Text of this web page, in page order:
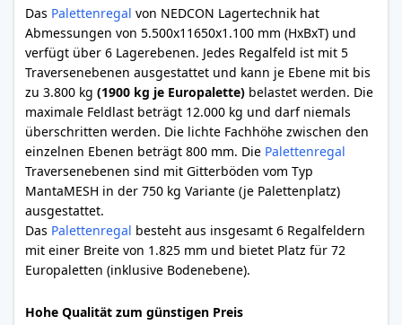
Das Palettenregal von NEDCON Lagertechnik hat
Abmessungen von 5.500x11650x1.100 mm (HxBxT) und
verfügt über 6 Lagerebenen. Jedes Regalfeld ist mit 5
Traversenebenen ausgestattet und kann je Ebene mit bis
zu 3.800 kg (1900 kg je Europalette) belastet werden. Die
maximale Feldlast beträgt 12.000 kg und darf niemals
überschritten werden. Die lichte Fachhöhe zwischen den
einzelnen Ebenen beträgt 800 mm. Die Palettenregal
Traversenebenen sind mit Gitterböden vom Typ
MantaMESH in der 750 kg Variante (je Palettenplatz)
ausgestattet.
Das Palettenregal besteht aus insgesamt 6 Regalfeldern
mit einer Breite von 1.825 mm und bietet Platz für 72
Europaletten (inklusive Bodenebene).
Hohe Qualität zum günstigen Preis